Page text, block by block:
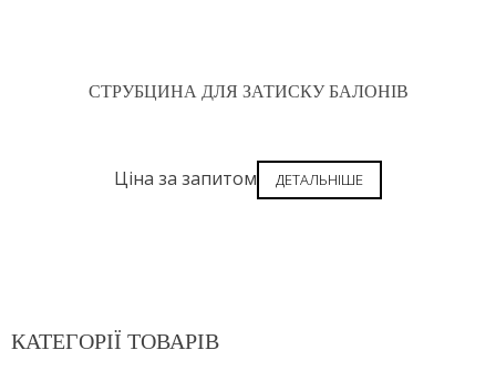
СТРУБЦИНА ДЛЯ ЗАТИСКУ БАЛОНІВ
Ціна за запитом ДЕТАЛЬНІШЕ
КАТЕГОРІЇ ТОВАРІВ